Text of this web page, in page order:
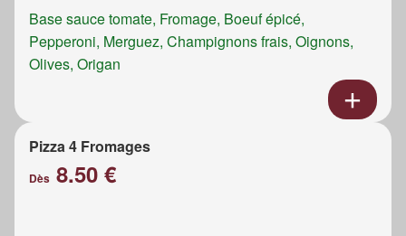
Base sauce tomate, Fromage, Boeuf épicé,
Pepperoni, Merguez, Champignons frais, Oignons,
Olives, Origan
Pizza 4 Fromages
Dès 8.50 €